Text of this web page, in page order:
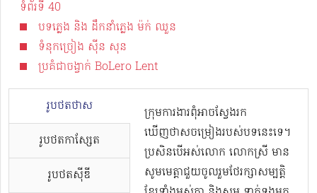
ទំព័រទី​ 40
បទភ្លេង និង ដឹកនាំភ្លេង​ ម៉ក់ ឈួន
ទំនុកច្រៀង ស៊ីន សុន
ប្រគំជាចង្វាក់ BoLero Lent
រូបថតថាស
រូបថតកាសែ្សត
រូបថតស៊ីឌី
ក្រុមការងារពុំអាចស្វែងរក
ឃើញថាសចម្រៀងរបស់បទនេះទេ។
ប្រសិនបើអស់លោក លោកស្រី មាន
សូមមេត្តាជួយចូលរួមថែរក្សាសម្បត្តិ